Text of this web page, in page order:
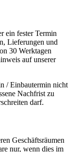
ein fester Termin
Lieferungen und
30 Werktagen
auf unserer
/ Einbautermin nicht
Nachfrist zu
darf.
Geschäftsräumen
nur, wenn dies im